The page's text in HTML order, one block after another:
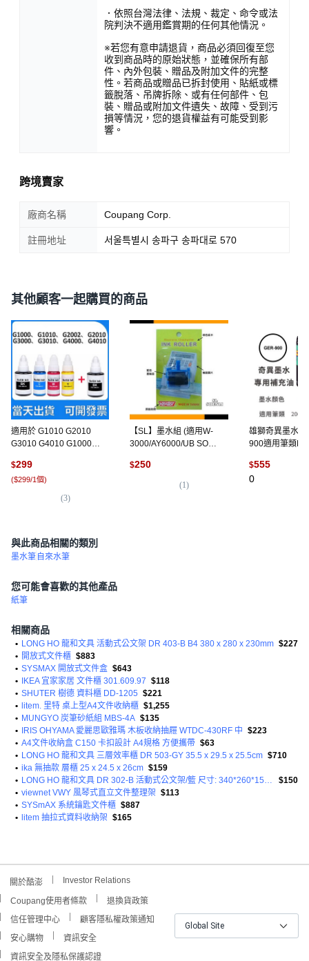
．依照台灣法律、法規、裁定、命令或法
院判決不適用鑑賞期的任何其他情況。
※若您有意申請退貨，商品必須回復至您
收到商品時的原始狀態，並確保所有部
件、內外包裝、贈品及附加文件的完整
性。若商品或贈品已拆封使用、貼紙或標
籤脫落、吊牌拆除、或有任何部件、包
裝、贈品或附加文件遺失、故障、受到污
損等情況，您的退貨權益有可能受到影
響。
跨境賣家
廠商名稱 Coupang Corp.
註冊地址 서울특별시 송파구 송파대로 570
其他顧客一起購買的商品
適用於 G1010 G2010
G3010 G4010 G1000
GI-790 填充墨水, 1套+送1
罐黑色, 1個
$299
($299/1個)
(3)
【SL】墨水組 (適用W-
3000/AY6000/UB SO
球
$250
(1)
雄獅奇異墨水
900適用筆類
#GER900,
900【黑】
$555
0
與此商品相關的類別
墨水筆 自來水筆
您可能會喜歡的其他產品
紙筆
相關商品
• LONG HO 龍和文具 活動式公文架 DR 403-B B4 380 x 280 x 230mm $227
• 開放式文件櫃 $883
• SYSMAX 開放式文件盒 $643
•
IKEA 宜家家居 文件櫃 301.609.97 $118
• SHUTER 樹德 資料櫃 DD-1205 $221
•
litem. 里特 桌上型A4文件收納櫃 $1,255
• MUNGYO 炭筆砂紙組 MBS-4A $135
•
IRIS OHYAMA 愛麗思歐雅瑪 木板收納抽屜 WTDC-430RF 中 $223
• A4文件收納盒 C150 卡扣設計 A4規格 方便攜帶 $63
• LONG HO 龍和文具 三層效率櫃 DR 503-GY 35.5 x 29.5 x 25.5cm $710
• ika 無抽款 層櫃 25 x 24.5 x 26cm $159
•
LONG HO 龍和文具 DR 302-B 活動式公文架/籃 尺寸: 340*260*150mm HPS塑膠
$150
• viewnet VWY 風琴式直立文件整理架 $113
• SYSmAX 系統鑰匙文件櫃 $887
•
litem 抽拉式資料收納架 $165
關於酷澎 Investor Relations
Coupang使用者條款
退換貨政策
信任管理中心
顧客隱私權政策通知
安心購物
資訊安全
資訊安全及隱私保護認證
Global Site